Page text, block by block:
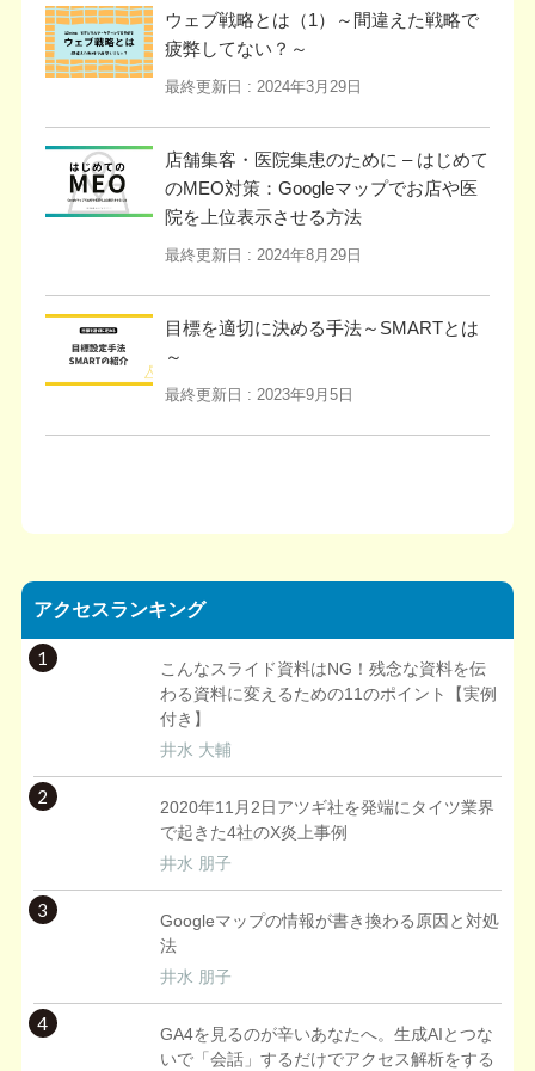
ウェブ戦略とは（1）～間違えた戦略で
疲弊してない？～
最終更新日 : 2024年3月29日
店舗集客・医院集患のために – はじめて
のMEO対策：Googleマップでお店や医
院を上位表示させる方法
最終更新日 : 2024年8月29日
目標を適切に決める手法～SMARTとは
～
最終更新日 : 2023年9月5日
アクセスランキング
1
こんなスライド資料はNG！残念な資料を伝
わる資料に変えるための11のポイント【実例
付き】
井水 大輔
2
2020年11月2日アツギ社を発端にタイツ業界
で起きた4社のX炎上事例
井水 朋子
3
Googleマップの情報が書き換わる原因と対処
法
井水 朋子
4
GA4を見るのが辛いあなたへ。生成AIとつな
いで「会話」するだけでアクセス解析をする